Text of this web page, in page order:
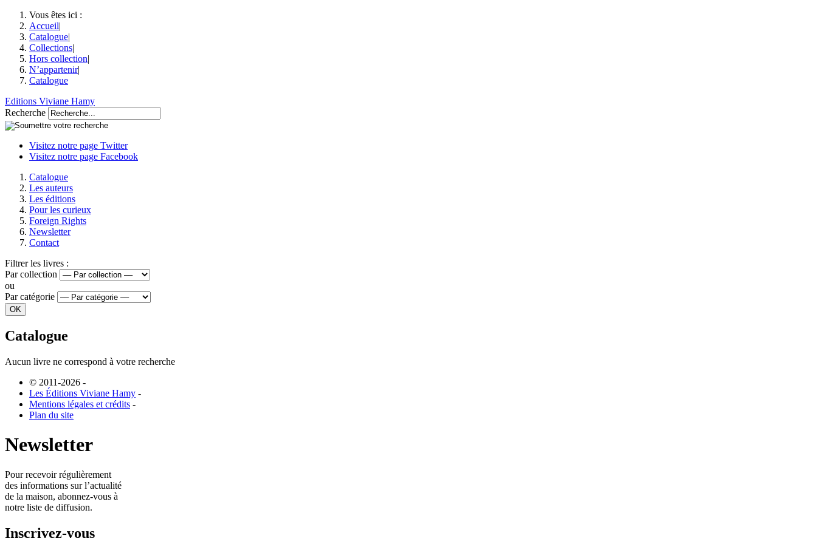
Vous êtes ici :
Accueil|
Catalogue|
Collections|
Hors collection|
N’appartenir|
Catalogue
Editions Viviane Hamy
Recherche
Visitez notre page Twitter
Visitez notre page Facebook
Catalogue
Les auteurs
Les éditions
Pour les curieux
Foreign Rights
Newsletter
Contact
Filtrer les livres :
Par collection
ou
Par catégorie
Catalogue
Aucun livre ne correspond à votre recherche
© 2011-2026 -
Les Éditions Viviane Hamy -
Mentions légales et crédits -
Plan du site
Newsletter
Pour recevoir régulièrement
des informations sur l’actualité
de la maison, abonnez-vous à
notre liste de diffusion.
Inscrivez-vous